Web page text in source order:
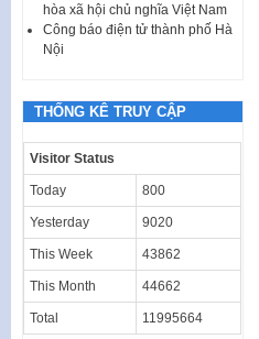
hòa xã hội chủ nghĩa Việt Nam
Công báo điện tử thành phố Hà
Nội
THỐNG KÊ TRUY CẬP
Visitor Status
Today 800
Yesterday 9020
This Week 43862
This Month 44662
Total 11995664